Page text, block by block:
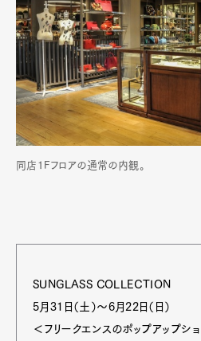
同店1Fフロアの通常の内観。
SUNGLASS COLLECTION
5月31日（土）～6月22日（日）
＜フリークエンスのポップアップシ